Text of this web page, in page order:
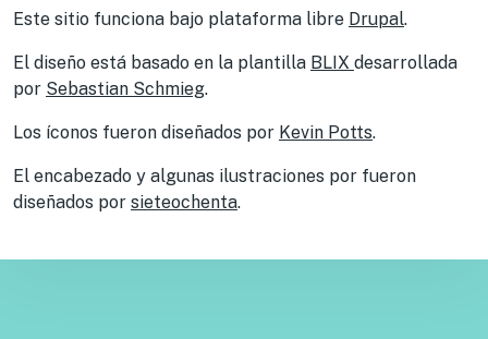
Este sitio funciona bajo plataforma libre Drupal.
El diseño está basado en la plantilla BLIX desarrollada
por Sebastian Schmieg.
Los íconos fueron diseñados por Kevin Potts.
El encabezado y algunas ilustraciones por fueron
diseñados por sieteochenta.